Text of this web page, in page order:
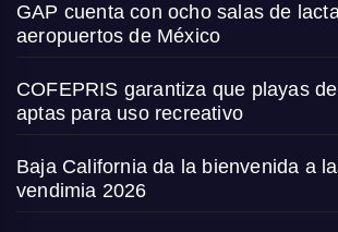
GAP cuenta con ocho salas de
aeropuertos de México
COFEPRIS garantiza que playas
aptas para uso recreativo
Baja California da la bienvenida a
vendimia 2026